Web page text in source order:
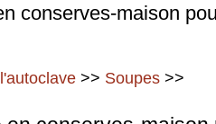
conserves-maison
>> Soupes>>